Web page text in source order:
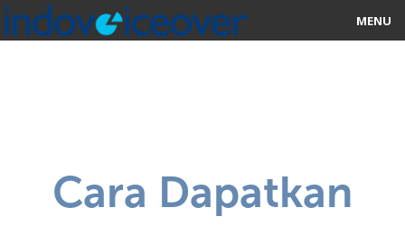
MENU
ABOUT USCara Dapatkan